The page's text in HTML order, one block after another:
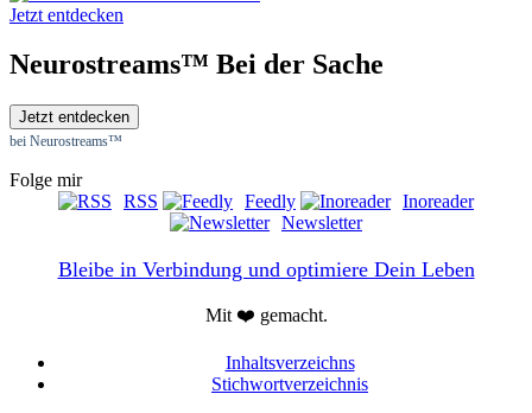
Jetzt entdecken
Neurostreams™ Bei der Sache
Jetzt entdecken
bei Neurostreams™
Folge mir
RSS
Feedly
Inoreader
Newsletter
Bleibe in Verbindung und optimiere Dein Leben
Mit ❤️ gemacht.
Inhaltsverzeichns
Stichwortverzeichnis